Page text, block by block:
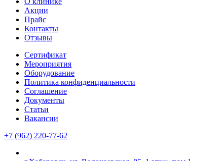
Акции
Прайс
Контакты
Отзывы
Сертификат
Мероприятия
Оборудование
Политика конфиденциальности
Соглашение
Документы
Статьи
Вакансии
+7 (962) 220-77-62